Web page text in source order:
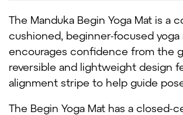
The Manduka Begin Yoga Mat is a
cushioned, beginner-focused yoga
encourages confidence from the
reversible and lightweight design
alignment stripe to help guide
The Begin Yoga Mat has a closed-